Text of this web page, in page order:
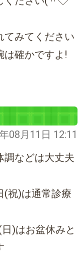
てみてください
は確かですよ!
08月11日 12:11
調などは大丈夫
(祝)は通常診療
)はお盆休みと